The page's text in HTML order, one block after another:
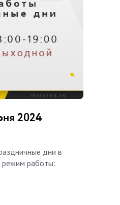
2024
дни в
режим работы: